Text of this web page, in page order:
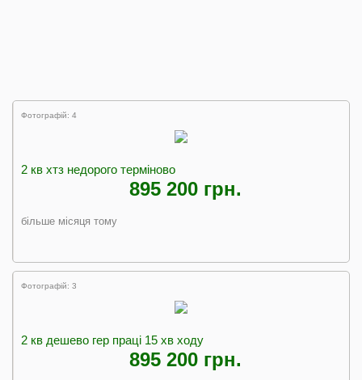
Фотографій: 4
2 кв хтз недорого терміново
895 200 грн.
більше місяця тому
Фотографій: 3
2 кв дешево гер праці 15 хв ходу
895 200 грн.